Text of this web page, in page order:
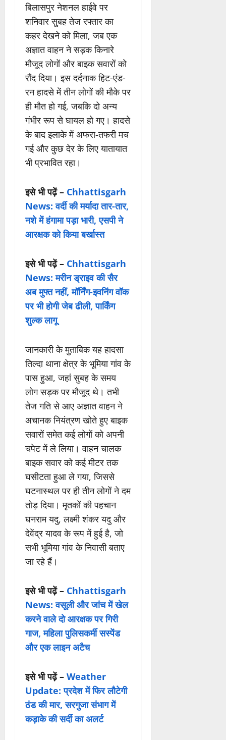
बिलासपुर नेशनल हाईवे पर
शनिवार सुबह तेज रफ्तार का
कहर देखने को मिला, जब एक
अज्ञात वाहन ने सड़क किनारे
मौजूद लोगों और बाइक सवारों को
रौंद दिया। इस दर्दनाक हिट-एंड-
रन हादसे में तीन लोगों की मौके पर
ही मौत हो गई, जबकि दो अन्य
गंभीर रूप से घायल हो गए। हादसे
के बाद इलाके में अफरा-तफरी मच
गई और कुछ देर के लिए यातायात
भी प्रभावित रहा।
इसे भी पढ़ें – Chhattisgarh
News: वर्दी की मर्यादा तार-तार,
नशे में हंगामा पड़ा भारी, एसपी ने
आरक्षक को किया बर्खास्त
इसे भी पढ़ें – Chhattisgarh
News: मरीन ड्राइव की सैर
अब मुफ्त नहीं, मॉर्निंग-इवनिंग वॉक
पर भी होगी जेब ढीली, पार्किंग
शुल्क लागू
जानकारी के मुताबिक यह हादसा
तिल्दा थाना क्षेत्र के भूमिया गांव के
पास हुआ, जहां सुबह के समय
लोग सड़क पर मौजूद थे। तभी
तेज गति से आए अज्ञात वाहन ने
अचानक नियंत्रण खोते हुए बाइक
सवारों समेत कई लोगों को अपनी
चपेट में ले लिया। वाहन चालक
बाइक सवार को कई मीटर तक
घसीटता हुआ ले गया, जिससे
घटनास्थल पर ही तीन लोगों ने दम
तोड़ दिया। मृतकों की पहचान
घनराम यदु, लक्ष्मी शंकर यदु और
देवेंद्र यादव के रूप में हुई है, जो
सभी भूमिया गांव के निवासी बताए
जा रहे हैं।
इसे भी पढ़ें – Chhattisgarh
News: वसूली और जांच में खेल
करने वाले दो आरक्षक पर गिरी
गाज, महिला पुलिसकर्मी सस्पेंड
और एक लाइन अटैच
इसे भी पढ़ें – Weather
Update: प्रदेश में फिर लौटेगी
ठंड की मार, सरगुजा संभाग में
कड़ाके की सर्दी का अलर्ट